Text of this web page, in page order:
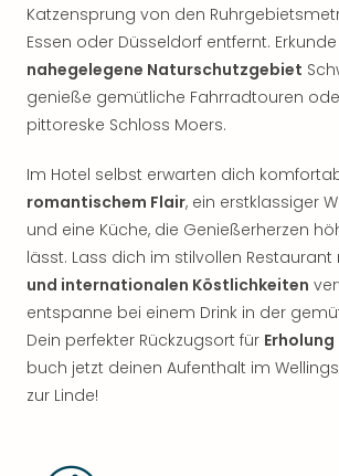
Katzensprung von den
Essen oder Düsseldorf entfernt.
nahegelegene Naturschutzgebiet
genieße gemütliche Fahrradtouren
pittoreske Schloss Moers.
Im Hotel selbst erwarten dich
romantischem Flair, ein erstklassiger
und eine Küche, die Genießerherzen
lässt. Lass dich im stilvollen Restaurant
und internationalen Köstlichkeiten
entspanne bei einem Drink in der
Dein perfekter Rückzugsort für
buch jetzt deinen Aufenthalt im
zur Linde!